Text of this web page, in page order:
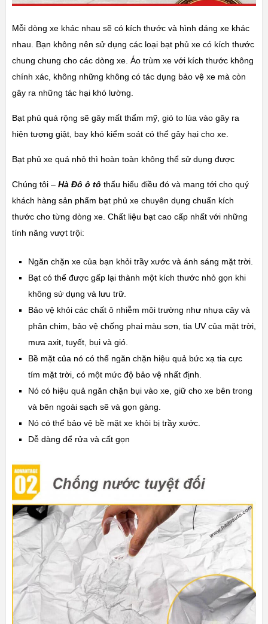
Mỗi dòng xe khác nhau sẽ có kích thước và hình dáng xe khác
nhau. Bạn không nên sử dụng các loại bạt phủ xe có kích thước
chung chung cho các dòng xe. Áo trùm xe với kích thước không
chính xác, không những không có tác dụng bảo vệ xe mà còn
gây ra những tác hại khó lường.
Bạt phủ quá rộng sẽ gây mất thẩm mỹ, gió to lùa vào gây ra
hiện tượng giật, bay khó kiểm soát có thể gây hại cho xe.
Bạt phủ xe quá nhỏ thì hoàn toàn không thể sử dụng được
Chúng tôi – Hà Đô ô tô thấu hiểu điều đó và mang tới cho quý
khách hàng sản phẩm bạt phủ xe chuyên dụng chuẩn kích
thước cho từng dòng xe. Chất liệu bạt cao cấp nhất với những
tính năng vượt trội:
Ngăn chặn xe của bạn khỏi trầy xước và ánh sáng mặt trời.
Bạt có thể được gấp lại thành một kích thước nhỏ gọn khi
không sử dụng và lưu trữ.
Bảo vệ khỏi các chất ô nhiễm môi trường như nhựa cây và
phân chim, bảo vệ chống phai màu sơn, tia UV của mặt trời,
mưa axit, tuyết, bụi và gió.
Bề mặt của nó có thể ngăn chặn hiệu quả bức xạ tia cực
tím mặt trời, có một mức độ bảo vệ nhất định.
Nó có hiệu quả ngăn chặn bụi vào xe, giữ cho xe bên trong
và bên ngoài sạch sẽ và gọn gàng.
Nó có thể bảo vệ bề mặt xe khỏi bị trầy xước.
Dễ dàng để rửa và cất gọn